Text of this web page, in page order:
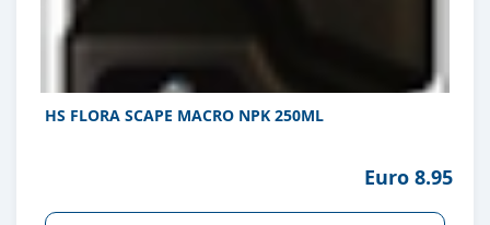
HS FLORA SCAPE MACRO NPK 250ML
Euro 8.95